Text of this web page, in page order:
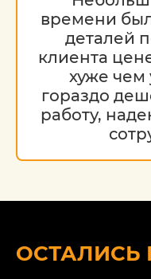
времени
деталей
клиента
хуже чем
гораздо
работу,
ОСТАЛИСЬ